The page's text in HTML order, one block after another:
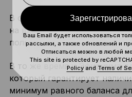
В случае с Биткойном
на входы и выходы, причём
пользователя складывается
В то же время у Эфириума
который гарантирует
минимум равного баланса
Ваш Email будет использоваться
рассылки, а также обновлений и
Отписаться можно в любой
This site is protected by
Policyand Terms of